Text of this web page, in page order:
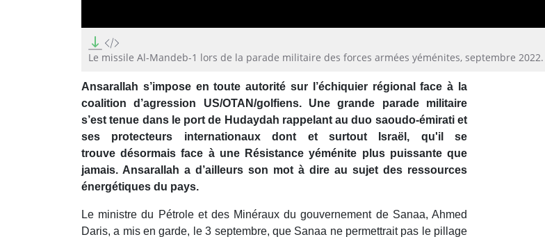
seconds
of
55
secondsVolume
90%
Le missile Al-Mandeb-1 lors de la parade militaire des forces armées yéménites, septembre
Ansarallah s’impose en toute autorité sur l’échiquier régional face à la
coalition d’agression US/OTAN/golfiens. Une grande parade militaire
s’est tenue dans le port de Hudaydah rappelant au duo saoudo-émirati et
ses protecteurs internationaux dont et surtout Israël, qu'il se
trouve désormais face à une Résistance yéménite plus puissante que
jamais. Ansarallah a d’ailleurs son mot à dire au sujet des ressources
énergétiques du pays.
Le ministre du Pétrole et des Minéraux du gouvernement de Sanaa, Ahmed
Daris, a mis en garde, le 3 septembre, que Sanaa ne permettrait pas le pillage